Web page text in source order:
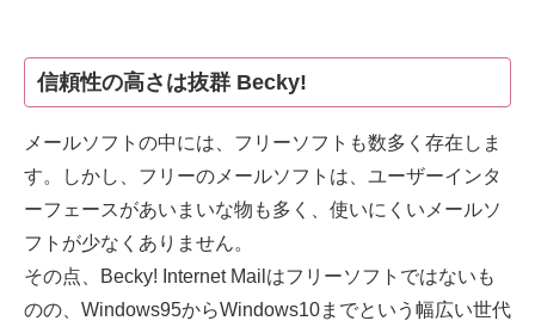
信頼性の高さは抜群 Becky!
メールソフトの中には、フリーソフトも数多く存在しま
す。しかし、フリーのメールソフトは、ユーザーインタ
ーフェースがあいまいな物も多く、使いにくいメールソ
フトが少なくありません。
その点、Becky! Internet Mailはフリーソフトではないも
のの、Windows95からWindows10までという幅広い世代